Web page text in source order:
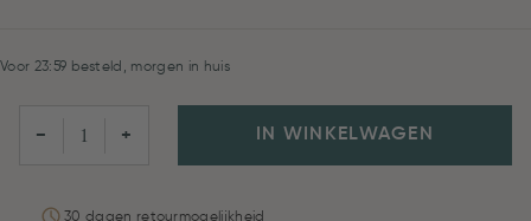
Voor 23:59 besteld, morgen in huis
− + IN WINKELWAGEN
30 dagen retourmogelijkheid